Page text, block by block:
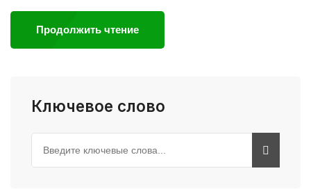
Продолжить чтение
Ключевое слово